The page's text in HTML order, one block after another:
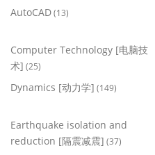
AutoCAD(13)
Computer Technology [电脑技
术] (25)
Dynamics [动力学] (149)
Earthquake isolation and
reduction [隔震减震] (37)